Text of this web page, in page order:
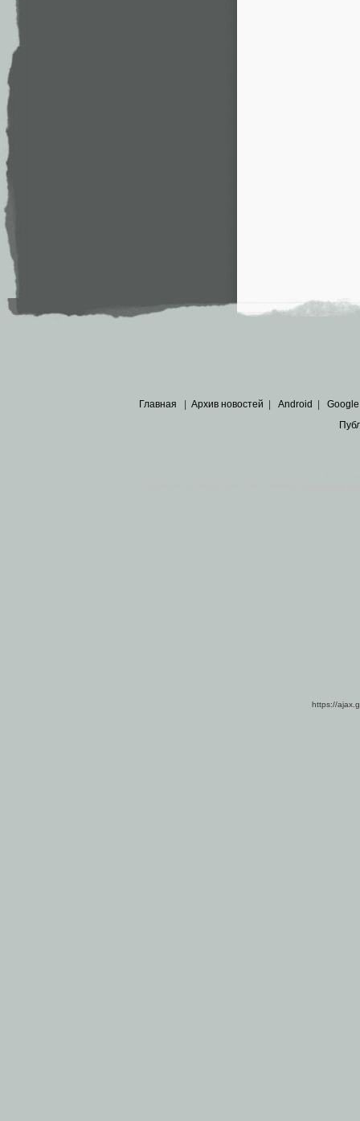
Главная Архив новостей Android Google
https://